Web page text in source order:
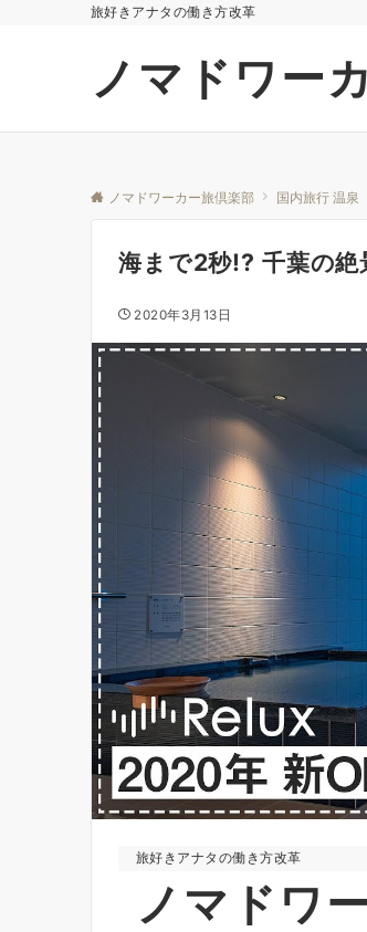
旅好きアナタの働き方改革
ノマドワー
ノマドワーカー旅倶楽部 国内旅行 温泉
海まで2秒!? 千葉の
2020年3月13日